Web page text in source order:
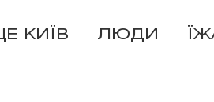
КИЇВ ЛЮДИ